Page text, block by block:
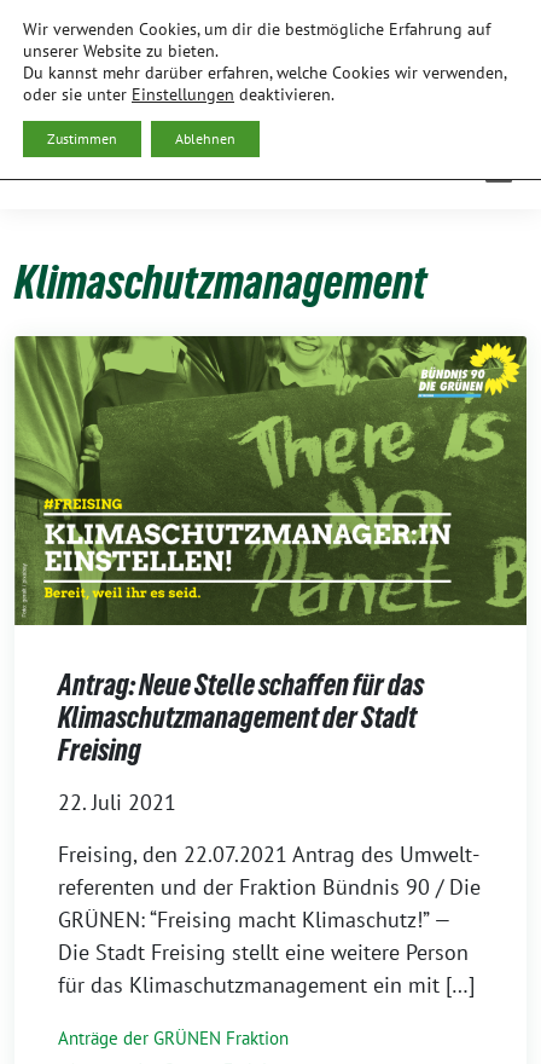
zum
Inhalt
BÜNDNIS 90/DIE GRÜNEN
ORTSVERBAND FREISING
Klimaschutzmanagement
Antrag: Neue Stelle schaffen für das
Klimaschutzmanagement der Stadt
Freising
22. Juli 2021
Frei­sing, den 22.07.2021 Antrag des Umwelt­
re­fe­ren­ten und der Frak­ti­on Bünd­nis 90 / Die
GRÜNEN: “Frei­sing macht Kli­ma­schutz!” —
Die Stadt Frei­sing stellt eine wei­te­re Per­son
für das Kli­ma­schutz­ma­nage­ment ein mit […]
Anträge der GRÜNEN Fraktion
Wir verwenden Cookies, um dir die bestmögliche Erfahrung auf
unserer Website zu bieten.
Du kannst mehr darüber erfahren, welche Cookies wir verwenden,
oder sie unter Einstellungen deaktivieren.
Zustimmen Ablehnen